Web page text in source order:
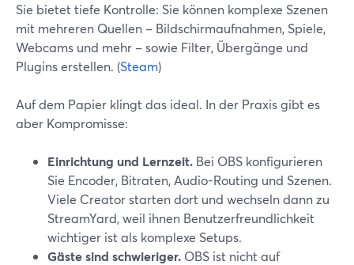
Sie bietet tiefe Kontrolle: Sie können komplexe Szenen
mit mehreren Quellen – Bildschirmaufnahmen, Spiele,
Webcams und mehr – sowie Filter, Übergänge und
Plugins erstellen. (Steam)
Auf dem Papier klingt das ideal. In der Praxis gibt es
aber Kompromisse:
Einrichtung und Lernzeit. Bei OBS konfigurieren
Sie Encoder, Bitraten, Audio-Routing und Szenen.
Viele Creator starten dort und wechseln dann zu
StreamYard, weil ihnen Benutzerfreundlichkeit
wichtiger ist als komplexe Setups.
Gäste sind schwieriger. OBS ist nicht auf